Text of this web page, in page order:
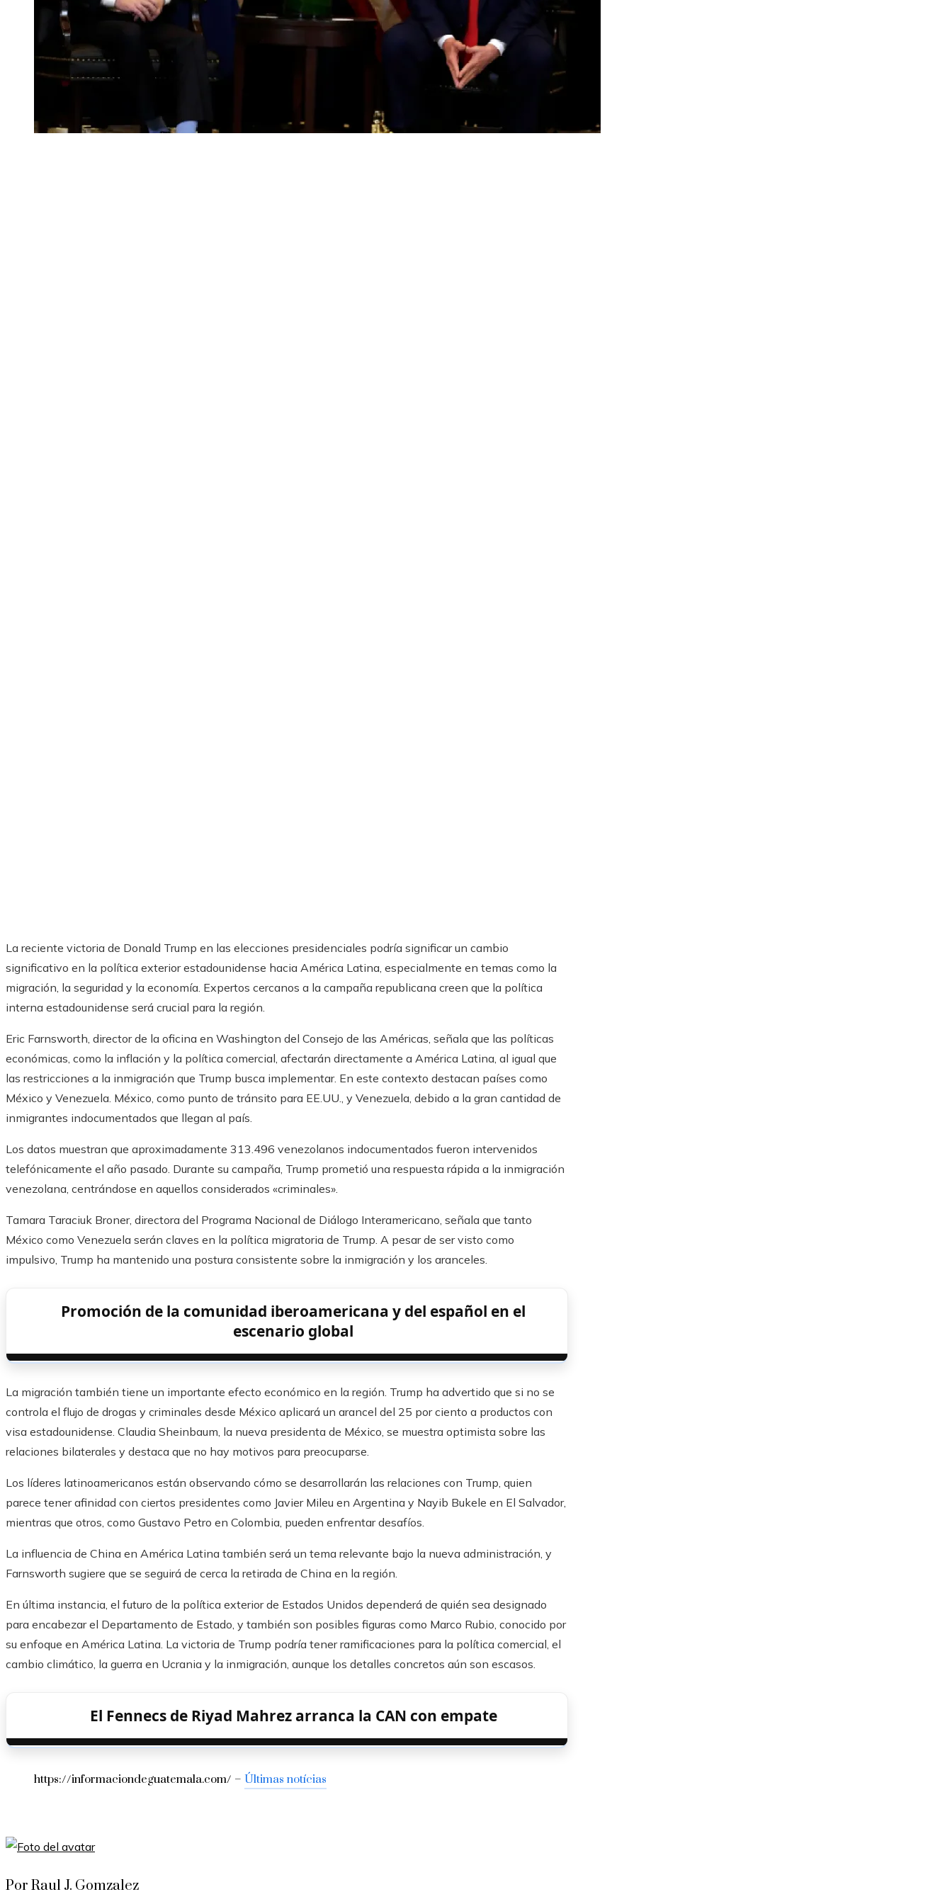
La reciente victoria de Donald Trump en las elecciones presidenciales podría significar un cambio
significativo en la política exterior estadounidense hacia América Latina, especialmente en temas como la
migración, la seguridad y la economía. Expertos cercanos a la campaña republicana creen que la política
interna estadounidense será crucial para la región.
Eric Farnsworth, director de la oficina en Washington del Consejo de las Américas, señala que las políticas
económicas, como la inflación y la política comercial, afectarán directamente a América Latina, al igual que
las restricciones a la inmigración que Trump busca implementar. En este contexto destacan países como
México y Venezuela. México, como punto de tránsito para EE.UU., y Venezuela, debido a la gran cantidad de
inmigrantes indocumentados que llegan al país.
Los datos muestran que aproximadamente 313.496 venezolanos indocumentados fueron intervenidos
telefónicamente el año pasado. Durante su campaña, Trump prometió una respuesta rápida a la inmigración
venezolana, centrándose en aquellos considerados «criminales».
Tamara Taraciuk Broner, directora del Programa Nacional de Diálogo Interamericano, señala que tanto
México como Venezuela serán claves en la política migratoria de Trump. A pesar de ser visto como
impulsivo, Trump ha mantenido una postura consistente sobre la inmigración y los aranceles.
Promoción de la comunidad iberoamericana y del español en el
escenario global
La migración también tiene un importante efecto económico en la región. Trump ha advertido que si no se
controla el flujo de drogas y criminales desde México aplicará un arancel del 25 por ciento a productos con
visa estadounidense. Claudia Sheinbaum, la nueva presidenta de México, se muestra optimista sobre las
relaciones bilaterales y destaca que no hay motivos para preocuparse.
Los líderes latinoamericanos están observando cómo se desarrollarán las relaciones con Trump, quien
parece tener afinidad con ciertos presidentes como Javier Mileu en Argentina y Nayib Bukele en El Salvador,
mientras que otros, como Gustavo Petro en Colombia, pueden enfrentar desafíos.
La influencia de China en América Latina también será un tema relevante bajo la nueva administración, y
Farnsworth sugiere que se seguirá de cerca la retirada de China en la región.
En última instancia, el futuro de la política exterior de Estados Unidos dependerá de quién sea designado
para encabezar el Departamento de Estado, y también son posibles figuras como Marco Rubio, conocido por
su enfoque en América Latina. La victoria de Trump podría tener ramificaciones para la política comercial, el
cambio climático, la guerra en Ucrania y la inmigración, aunque los detalles concretos aún son escasos.
El Fennecs de Riyad Mahrez arranca la CAN con empate
https://informaciondeguatemala.com/ – Últimas notícias
Por Raul J. Gomzalez